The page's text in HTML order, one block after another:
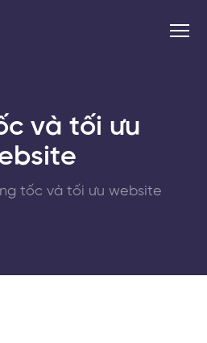
và tối ưu
tốc và tối ưu website